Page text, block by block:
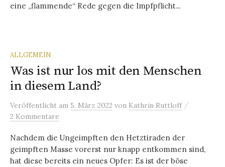
eine „flammende“ Rede gegen die Impfpflicht...
ALLGEMEIN
Was ist nur los mit den Menschen
in diesem Land?
Veröffentlicht am 5. März 2022 von Kathrin Ruttloff /
2 Kommentare
Nachdem die Ungeimpften den Hetztiraden der
geimpften Masse vorerst nur knapp entkommen sind,
hat diese bereits ein neues Opfer: Es ist der böse